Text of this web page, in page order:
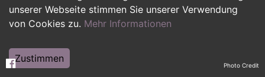
unserer Webseite stimmen Sie unserer Verwendung
von Cookies zu. Mehr Informationen
Zustimmen
Hilfskräfte, Aushilfs- und Nebenjobs
Weiterbildung, Studium, duale Ausbildung Photo Credit